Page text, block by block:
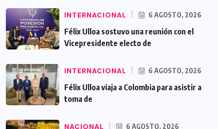
INTERNACIONAL 6 AGOSTO, 2026
Félix Ulloa sostuvo una reunión con el
Vicepresidente electo de
INTERNACIONAL 6 AGOSTO, 2026
Félix Ulloa viaja a Colombia para asistir a
toma de
NACIONAL 6 AGOSTO, 2026